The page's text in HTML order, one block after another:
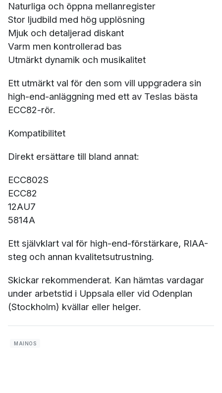
Naturliga och öppna mellanregister
Stor ljudbild med hög upplösning
Mjuk och detaljerad diskant
Varm men kontrollerad bas
Utmärkt dynamik och musikalitet
Ett utmärkt val för den som vill uppgradera sin
high-end-anläggning med ett av Teslas bästa
ECC82-rör.
Kompatibilitet
Direkt ersättare till bland annat:
ECC802S
ECC82
12AU7
5814A
Ett självklart val för high-end-förstärkare, RIAA-
steg och annan kvalitetsutrustning.
Skickar rekommenderat. Kan hämtas vardagar
under arbetstid i Uppsala eller vid Odenplan
(Stockholm) kvällar eller helger.